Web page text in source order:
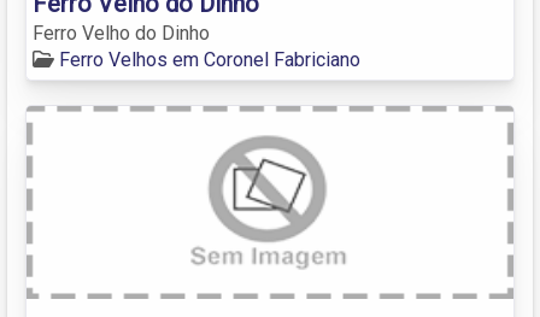
Ferro Velho do Dinho
Ferro Velhos em Coronel Fabriciano